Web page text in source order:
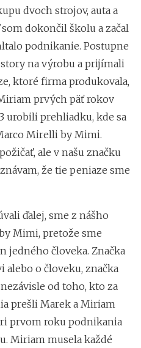
dvoch strojov, auta a
dokončil školu a začal
podnikanie. Postupne
na výrobu a prijímali
ktoré firma produkovala,
prvých päť rokov
urobili prehliadku, kde sa
Mirelli by Mimi.
ale v našu značku
že tie peniaze sme
ďalej, sme z nášho
Mimi, pretože sme
jedného človeka. Značka
alebo o človeku, značka
od toho, kto za
prešli Marek a Miriam
prvom roku podnikania
Miriam musela každé